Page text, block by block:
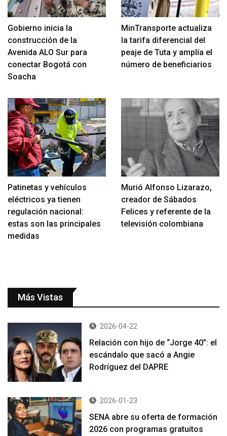
Gobierno inicia la
construcción de la
Avenida ALO Sur para
conectar Bogotá con
Soacha
MinTransporte actualiza
la tarifa diferencial del
peaje de Tuta y amplía el
número de beneficiarios
Patinetas y vehículos
eléctricos ya tienen
regulación nacional:
estas son las principales
medidas
Murió Alfonso Lizarazo,
creador de Sábados
Felices y referente de la
televisión colombiana
Más Vistas
2026-04-22
Relación con hijo de “Jorge 40”: el
escándalo que sacó a Angie
Rodríguez del DAPRE
2026-01-23
SENA abre su oferta de formación
2026 con programas gratuitos